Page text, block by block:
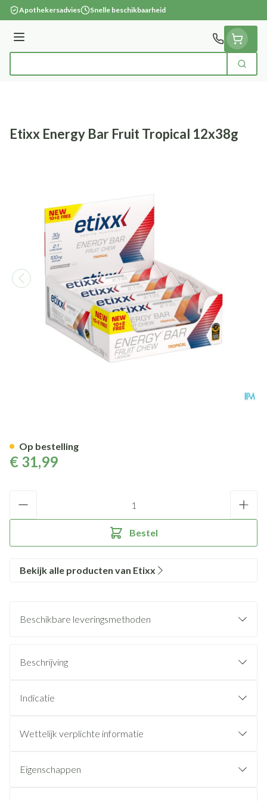
Ga naar de inhoud
Apothekersadvies Snelle beschikbaarheid
Menu
Zoek
Etixx Energy Bar Fruit Tropical 12x38g
€ 31,99
Bestel
Op bestelling
Bekijk alle producten van Etixx
Beschikbare leveringsmethoden
Beschrijving
Indicatie
Wettelijk verplichte informatie
Eigenschappen